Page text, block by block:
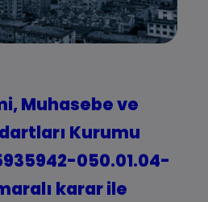
Muhasebe ve
Kurumu
050.01.04-
karar ile